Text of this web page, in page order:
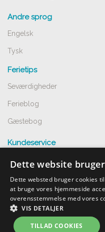
Andre sprog
Engelsk
Tysk
Ferietips
Seværdigheder
Ferieblog
Gæstebog
Kundeservice
Spørgsmål og svar
Opret annnoce
Handelsbetingelser
Undgå snyd
Dette website
Dette websted bruger cookies
at bruge vores hjemmeside
overensstemmelse med vores
VIS DETALJER
TILLAD COOKIES